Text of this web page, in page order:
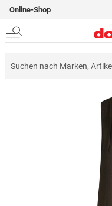
Online-Shop